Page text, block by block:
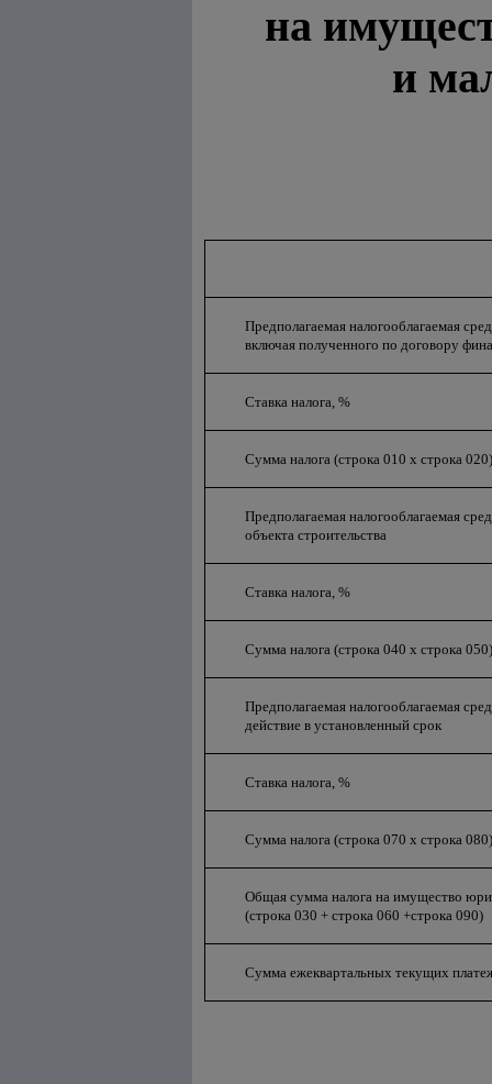
на
и
Предполагаемая налогооблагаемая
включая полученного по договору
Ставка налога, %
Сумма налога (строка 010 х строка 020)
Предполагаемая налогооблагаемая
объекта строительства
Ставка налога, %
Сумма налога (строка 040 х строка 050)
Предполагаемая налогооблагаемая
действие в установленный срок
Ставка налога, %
Сумма налога (строка 070 х строка 080)
Общая сумма налога на имущество
(строка 030 + строка 060 +строка 090)
Сумма ежеквартальных текущих